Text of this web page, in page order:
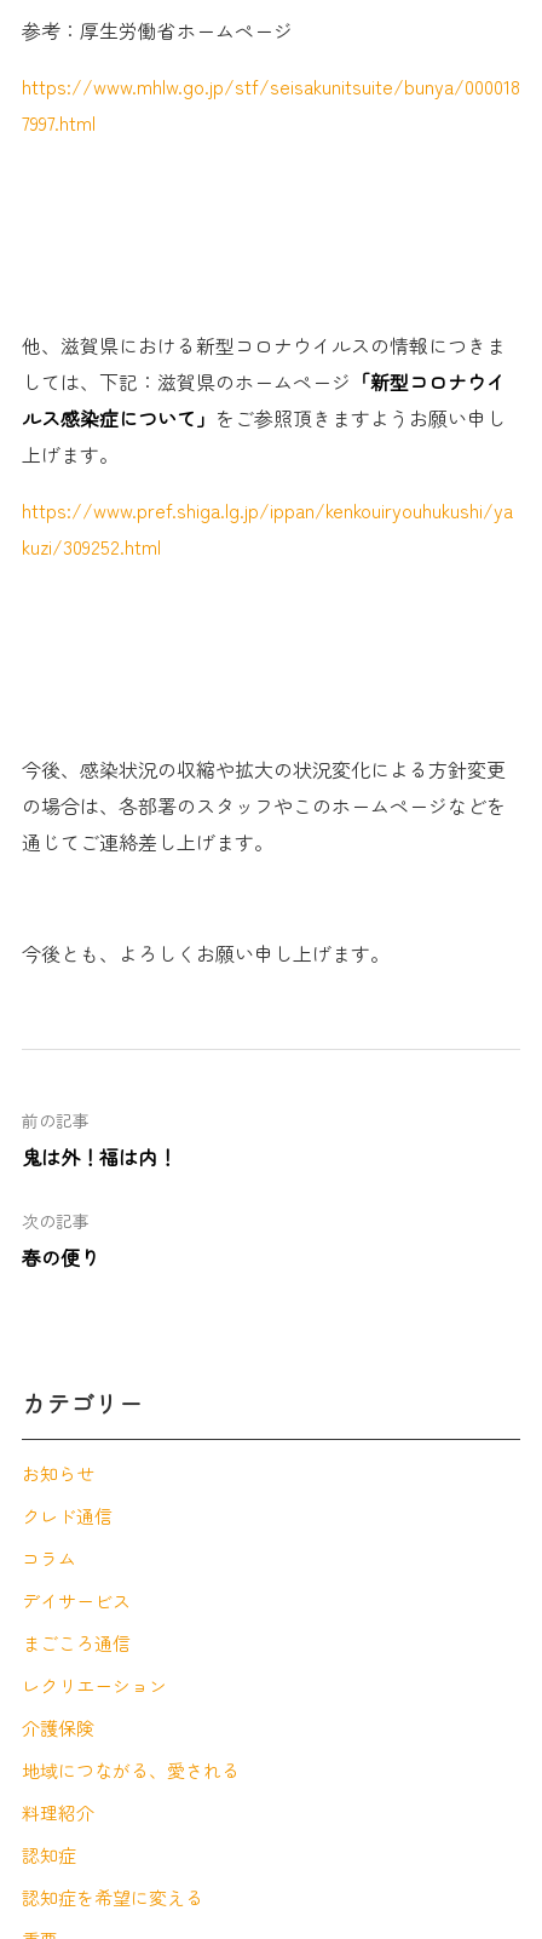
参考：厚生労働省ホームページ
https://www.mhlw.go.jp/stf/seisakunitsuite/bunya/000018
7997.html
他、滋賀県における新型コロナウイルスの情報につきま
しては、 下記：滋賀県のホームページ 「新型コロナウイ
ルス感染症について」 をご参照頂きますようお願い申し
上げます。
https://www.pref.shiga.lg.jp/ippan/kenkouiryouhukushi/ya
kuzi/309252.html
今後、感染状況の収縮や拡大の状況変化による方針変更
の場合は、 各部署のスタッフやこのホームページなどを
通じてご連絡差し上げます。
今後とも、よろしくお願い申し上げます。
前の記事
鬼は外！福は内！
次の記事
春の便り
カテゴリー
お知らせ
クレド通信
コラム
デイサービス
まごころ通信
レクリエーション
介護保険
地域につながる、愛される
料理紹介
認知症
認知症を希望に変える